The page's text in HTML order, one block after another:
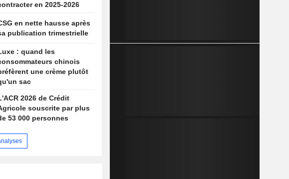
en 2025-2026
en nette hausse après
publication trimestrielle
: quand les
chinois
une crème plutôt
sac
2026 de Crédit
souscrite par plus
53 000 personnes